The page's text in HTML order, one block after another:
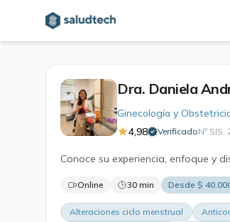
Dra. Daniela
Ginecología y
4,98
VerificadoNº SIS:
Conoce su experiencia, enfoque y
Online 30 min Desde $
Alteraciones ciclo menstrual